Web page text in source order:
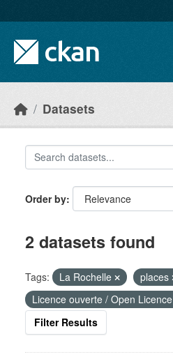
Datasets
Order by
2 datasets found
Tags: La Rochelle places
Licence ouverte / Open Licence
Filter Results